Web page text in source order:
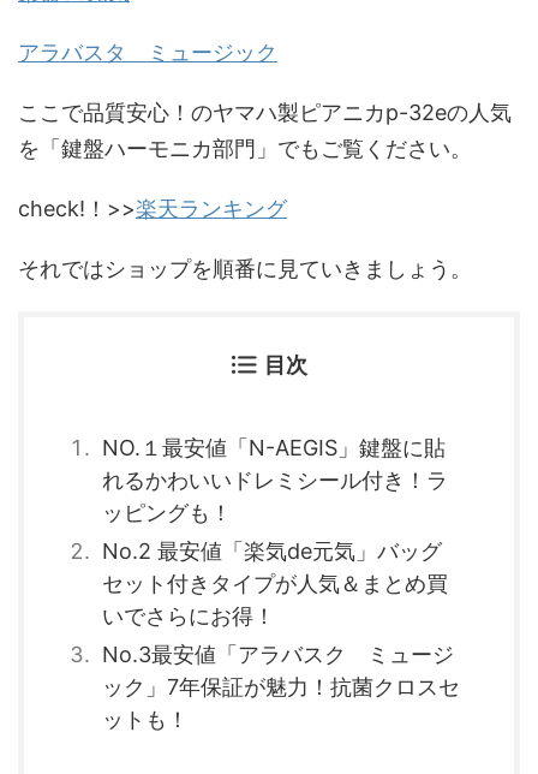
アラバスタ ミュージック
ここで品質安心！のヤマハ製ピアニカp-32eの人気
を「鍵盤ハーモニカ部門」でもご覧ください。
check!！>>楽天ランキング
それではショップを順番に見ていきましょう。
目次
NO.１最安値「N-AEGIS」鍵盤に貼
れるかわいいドレミシール付き！ラ
ッピングも！
No.2 最安値「楽気de元気」バッグ
セット付きタイプが人気＆まとめ買
いでさらにお得！
No.3最安値「アラバスク ミュージ
ック」7年保証が魅力！抗菌クロスセ
ットも！